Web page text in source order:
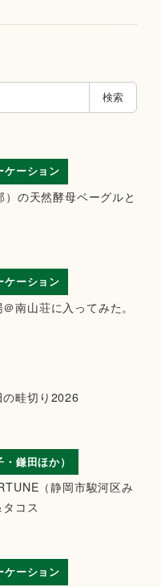
検索
ケーション
の天然酵母ベーグルと
ケーション
南山荘に入ってみた。
畦切り2026
鎌田ほか）
（静岡市駿河区み
コス
ケーション